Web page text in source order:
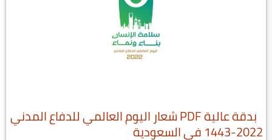
بدقة عالية PDF شعار اليوم العالمي للدفاع المدني
2022-1443 في السعودية